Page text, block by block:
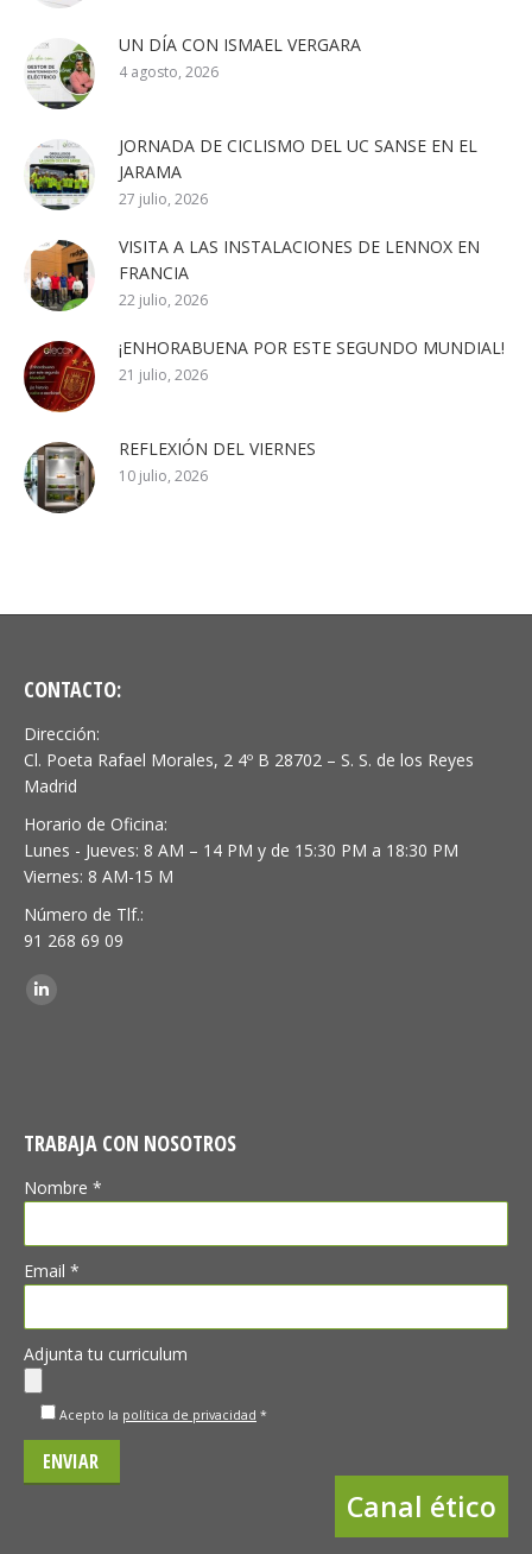
UN DÍA CON ISMAEL VERGARA
4 agosto, 2026
JORNADA DE CICLISMO DEL UC SANSE EN EL
JARAMA
27 julio, 2026
VISITA A LAS INSTALACIONES DE LENNOX EN
FRANCIA
22 julio, 2026
¡ENHORABUENA POR ESTE SEGUNDO MUNDIAL!
21 julio, 2026
REFLEXIÓN DEL VIERNES
10 julio, 2026
CONTACTO:
Dirección:
Cl. Poeta Rafael Morales, 2 4º B 28702 – S. S. de los Reyes
Madrid
Horario de Oficina:
Lunes - Jueves: 8 AM – 14 PM y de 15:30 PM a 18:30 PM
Viernes: 8 AM-15 M
Número de Tlf.:
91 268 69 09
Encuéntranos en:
Linkedin
TRABAJA CON NOSOTROS
Nombre *
Email *
Adjunta tu curriculum
Acepto la política de privacidad *
Canal ético